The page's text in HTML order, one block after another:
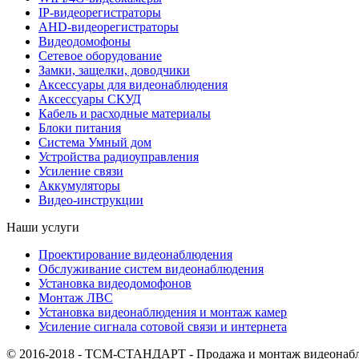
IP-видеорегистраторы
AHD-видеорегистраторы
Видеодомофоны
Сетевое оборудование
Замки, защелки, доводчики
Аксессуары для видеонаблюдения
Аксессуары СКУД
Кабель и расходные материалы
Блоки питания
Система Умный дом
Устройства радиоуправления
Усиление связи
Аккумуляторы
Видео-инструкции
Наши услуги
Проектирование видеонаблюдения
Обслуживание систем видеонаблюдения
Установка видеодомофонов
Монтаж ЛВС
Установка видеонаблюдения и монтаж камер
Усиление сигнала сотовой связи и интернета
© 2016-2018 - ТСМ-СТАНДАРТ - Продажа и монтаж